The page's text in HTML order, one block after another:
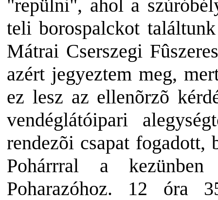
"repülni", ahol a
teli borospalckot
Mátrai Cserszegi
azért jegyeztem meg,
ez lesz az ellenõrzõ
vendéglátóipari
rendezõi csapat
Pohárrral a
Poharazóhoz. 12 óra